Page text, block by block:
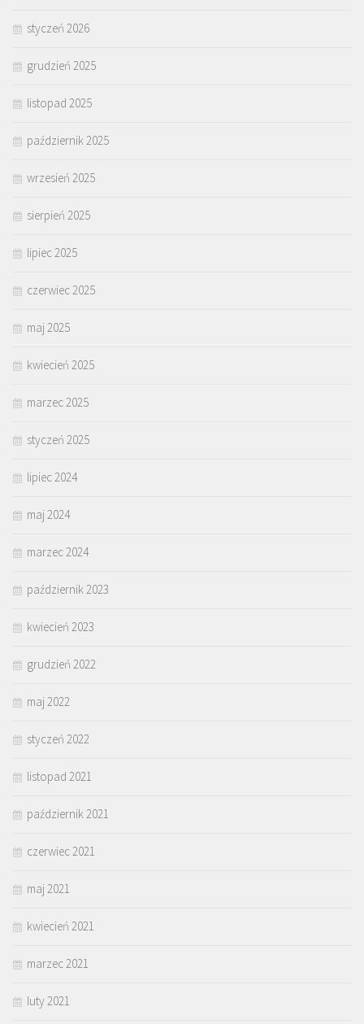
styczeń 2026
grudzień 2025
listopad 2025
październik 2025
wrzesień 2025
sierpień 2025
lipiec 2025
czerwiec 2025
maj 2025
kwiecień 2025
marzec 2025
styczeń 2025
lipiec 2024
maj 2024
marzec 2024
październik 2023
kwiecień 2023
grudzień 2022
maj 2022
styczeń 2022
listopad 2021
październik 2021
czerwiec 2021
maj 2021
kwiecień 2021
marzec 2021
luty 2021